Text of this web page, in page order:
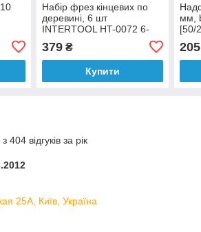
Набір фрез кінцевих по
деревині, 6 шт
INTERTOOL HT-0072 6-
379₴
Купити
мм,
[50/
205
404 відгуків за рік
25А, Київ, Україна